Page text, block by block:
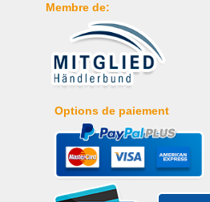
Membre de:
Options de paiement